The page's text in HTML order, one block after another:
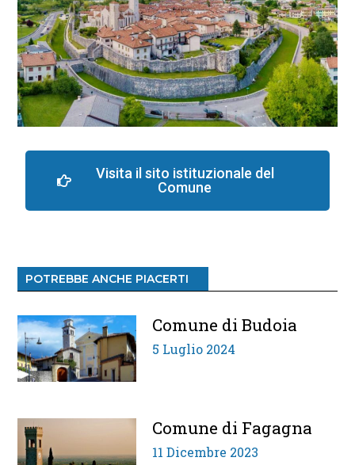
Visita il sito istituzionale del
Comune
POTREBBE ANCHE PIACERTI
Comune di Budoia
5 Luglio 2024
Comune di Fagagna
11 Dicembre 2023